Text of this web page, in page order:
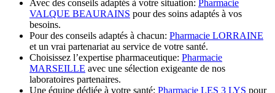
Avec des conseils adaptés à votre situation: Pharmacie
VALQUE BEAURAINS pour des soins adaptés à vos
besoins.
Pour des conseils adaptés à chacun: Pharmacie LORRAINE
et un vrai partenariat au service de votre santé.
Choisissez l’expertise pharmaceutique: Pharmacie
MARSEILLE avec une sélection exigeante de nos
laboratoires partenaires.
Une équipe dédiée à votre santé: Pharmacie LES 3 LYS pour